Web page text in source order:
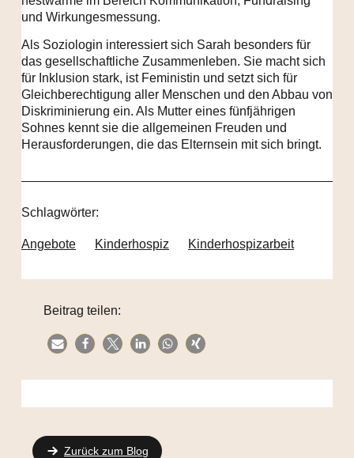
und Wirkungesmessung.
Als Soziologin interessiert sich Sarah besonders für
das gesellschaftliche Zusammenleben. Sie macht sich
für Inklusion stark, ist Feministin und setzt sich für
Gleichberechtigung aller Menschen und den Abbau von
Diskriminierung ein. Als Mutter eines fünfjährigen
Sohnes kennt sie die allgemeinen Freuden und
Herausforderungen, die das Elternsein mit sich bringt.
Schlagwörter:
Angebote Kinderhospiz Kinderhospizarbeit
Beitrag teilen:
Zurück zum Blog